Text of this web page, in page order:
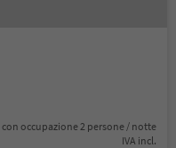
con occupazione 2 persone / notte
IVA incl.